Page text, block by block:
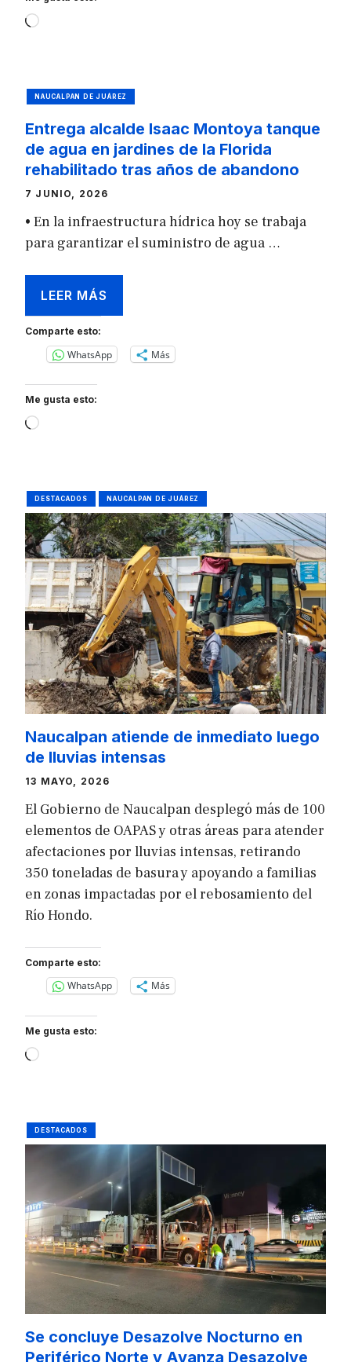
Loading…
NAUCALPAN DE JUÁREZ
Entrega alcalde Isaac Montoya tanque
de agua en jardines de la Florida
rehabilitado tras años de abandono
7 JUNIO, 2026
• En la infraestructura hídrica hoy se trabaja
para garantizar el suministro de agua …
LEER MÁS
Comparte esto:
WhatsApp Más
Me gusta esto:
Loading…
DESTACADOS NAUCALPAN DE JUÁREZ
Naucalpan atiende de inmediato luego
de lluvias intensas
13 MAYO, 2026
El Gobierno de Naucalpan desplegó más de 100
elementos de OAPAS y otras áreas para atender
afectaciones por lluvias intensas, retirando
350 toneladas de basura y apoyando a familias
en zonas impactadas por el rebosamiento del
Río Hondo.
Comparte esto:
WhatsApp Más
Me gusta esto:
Loading…
DESTACADOS
Se concluye Desazolve Nocturno en
Periférico Norte y Avanza Desazolve